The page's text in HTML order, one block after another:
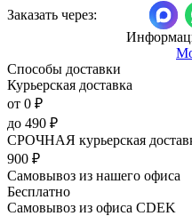
Заказать через:
Способы доставки
Курьерская доставка
от 0 ₽
до 490 ₽
СРОЧНАЯ курьерская
900 ₽
Самовывоз из нашего офиса
Бесплатно
Самовывоз из офиса CDEK